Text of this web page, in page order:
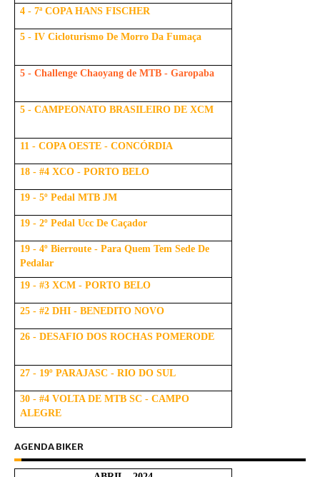
4 - 7ª COPA HANS FISCHER
5 - IV Cicloturismo De Morro Da Fumaça
5 - Challenge Chaoyang de MTB - Garopaba
5 - CAMPEONATO BRASILEIRO DE XCM
11 - COPA OESTE - CONCÓRDIA
18 - #4 XCO - PORTO BELO
19 - 5º Pedal MTB JM
19 - 2º Pedal Ucc De Caçador
19 - 4º Bierroute - Para Quem Tem Sede De
Pedalar
19 - #3 XCM - PORTO BELO
25 - #2 DHI - BENEDITO NOVO
26 - DESAFIO DOS ROCHAS POMERODE
27 - 19º PARAJASC - RIO DO SUL
30 - #4 VOLTA DE MTB SC - CAMPO
ALEGRE
AGENDA BIKER